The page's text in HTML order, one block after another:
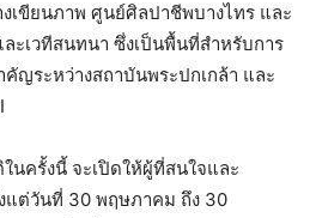
เขียนภาพ ศูนย์ศิลปาชีพบางไทร และ
ะเวทีสนทนา ซึ่งเป็นพื้นที่สำหรับการ
ญระหว่างสถาบันพระปกเกล้า และ
นครั้งนี้ จะเปิดให้ผู้ที่สนใจและ
แต่วันที่ 30 พฤษภาคม ถึง 30